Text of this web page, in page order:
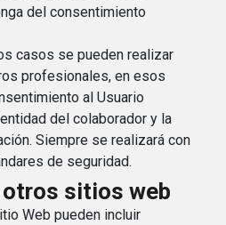
del consentimiento
casos se pueden realizar
profesionales, en esos
al Usuario
del colaborador y la
Siempre se realizará con
de seguridad.
sitios web
Web pueden incluir